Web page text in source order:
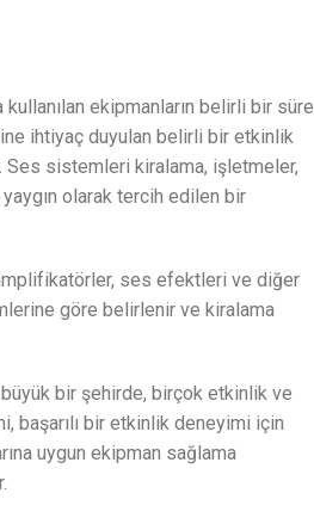
ekipmanların belirli bir süre
ihtiyaç duyulan belirli bir etkinlik
Ses sistemleri kiralama, işletmeler,
olarak tercih edilen bir
ses efektleri ve diğer
göre belirlenir ve kiralama
bir şehirde, birçok etkinlik ve
bir etkinlik deneyimi için
uygun ekipman sağlama